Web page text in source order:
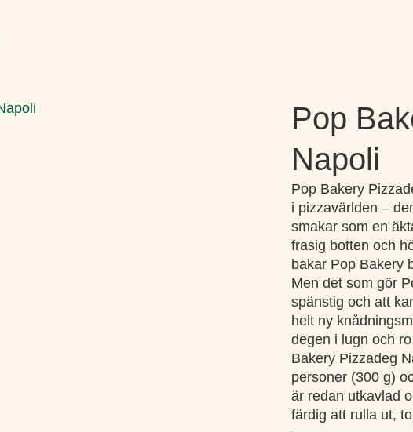
Pop
Napoli
Pop Bakery
i pizzavärlden –
smakar som en
frasig botten och
bakar Pop Bakery
Men det som gör
spänstig och att
helt ny
degen i lugn och
Bakery Pizzadeg
personer (300 g)
är redan utkavlad
färdig att rulla ut,